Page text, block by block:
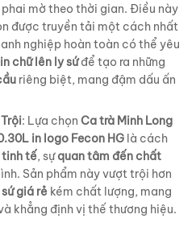
mờ theo thời gian. Điều này
được truyền tải một cách nhất
nghiệp hoàn toàn có thể yêu
in chữ lên ly sứđể tạo ra những
riêng biệt, mang đậm dấu ấn
: Lựa chọn Ca trà Minh Long
in logo Fecon HG là cách
tinh tế, sựquan tâm đến chất
Sản phẩm này vượt trội hơn
giá rẻ kém chất lượng, mang
khẳng định vị thế thương hiệu.